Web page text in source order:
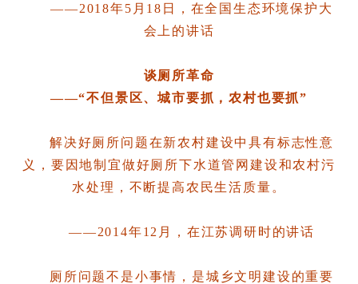
——2018年5月18日，在全国生态环境保护大
会上的讲话
谈厕所革命
——“不但景区、城市要抓，农村也要抓”
解决好厕所问题在新农村建设中具有标志性意
义，要因地制宜做好厕所下水道管网建设和农村污
水处理，不断提高农民生活质量。
——2014年12月，在江苏调研时的讲话
厕所问题不是小事情，是城乡文明建设的重要